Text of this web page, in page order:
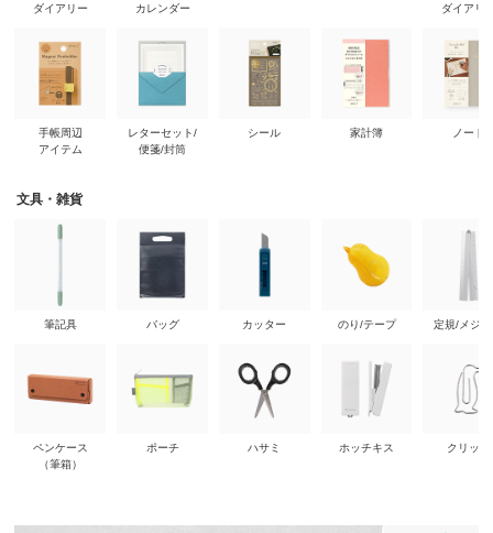
ダイアリー
手帳周辺
アイテム
カレンダー
レターセット/
便箋/封筒
シール 家計簿
ダイアリ
ノート
文具・雑貨
筆記具
ペンケース
（筆箱）
バッグ
ポーチ
カッター
ハサミ
のり/テープ
ホッチキス
定規/メジ
クリップ